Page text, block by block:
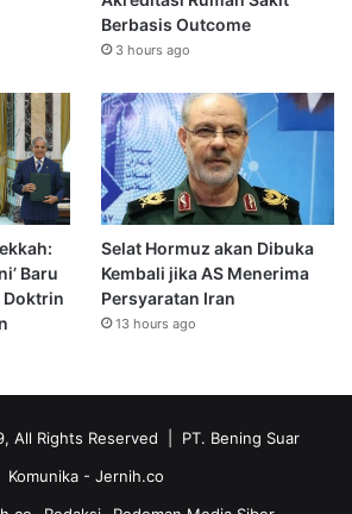
Berbasis Outcome
3 hours ago
Baru
Doktrin
Selat Hormuz akan Dibuka
Kembali jika AS Menerima
Persyaratan Iran
13 hours ago
All Rights Reserved | PT. Bening Suar
Komunika - Jernih.co